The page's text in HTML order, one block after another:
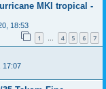
MKI tropical -
18:53
1 … 4 5 6 7
17:07